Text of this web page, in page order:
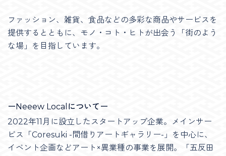
ファッション、雑貨、食品などの多彩な商品やサービスを
提供するとともに、モノ・コト・ヒトが出会う「街のよう
な場」を目指しています。
ーNeeew Localについてー
2022年11月に設立したスタートアップ企業。メインサー
ビス「Coresuki -間借りアートギャラリー-」を中心に、
イベント企画などアート×異業種の事業を展開。「五反田